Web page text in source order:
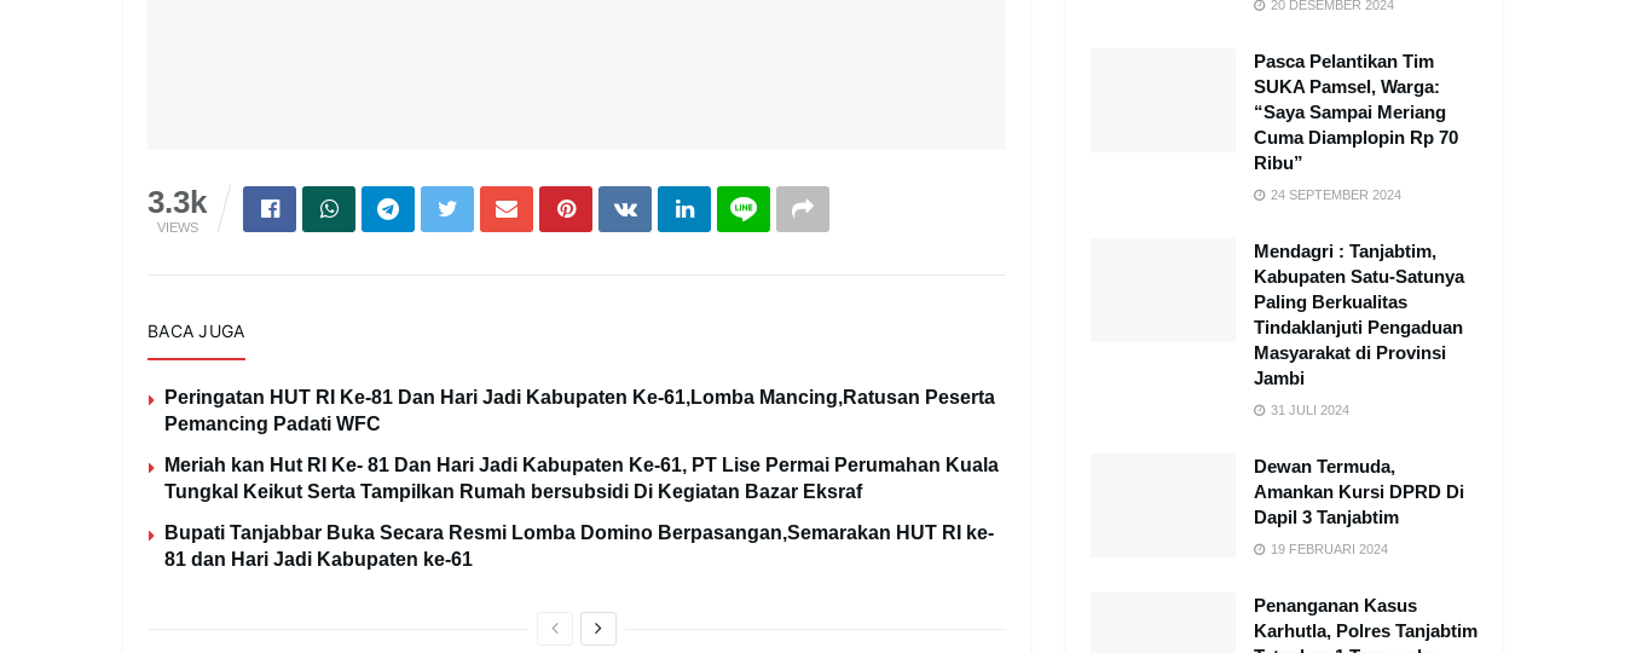
3.3k
VIEWS
BACA JUGA
Peringatan HUT RI Ke-81 Dan Hari Jadi Kabupaten Ke-61,Lomba Mancing,Ratusan Peserta
Pemancing Padati WFC
Meriah kan Hut RI Ke- 81 Dan Hari Jadi Kabupaten Ke-61, PT Lise Permai Perumahan Kuala
Tungkal Keikut Serta Tampilkan Rumah bersubsidi Di Kegiatan Bazar Eksraf
Bupati Tanjabbar Buka Secara Resmi Lomba Domino Berpasangan,Semarakan HUT RI ke-
81 dan Hari Jadi Kabupaten ke-61
20 DESEMBER 2024
Pasca Pelantikan Tim
SUKA Pamsel, Warga:
“Saya Sampai Meriang
Cuma Diamplopin Rp 70
Ribu”
24 SEPTEMBER 2024
Mendagri : Tanjabtim,
Kabupaten Satu-Satunya
Paling Berkualitas
Tindaklanjuti Pengaduan
Masyarakat di Provinsi
Jambi
31 JULI 2024
Dewan Termuda,
Amankan Kursi DPRD Di
Dapil 3 Tanjabtim
19 FEBRUARI 2024
Penanganan Kasus
Karhutla, Polres Tanjabtim